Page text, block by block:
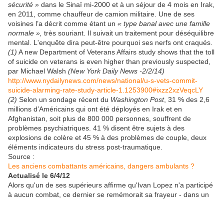
sécurité » dans le Sinaï mi-2000 et à un séjour de 4 mois en Irak,
en 2011, comme chauffeur de camion militaire. Une de ses
voisines l’a décrit comme étant un « type banal avec une famille
normale », très souriant. Il suivait un traitement pour déséquilibre
mental. L'enquête dira peut-être pourquoi ses nerfs ont craqués.
(1) A new Department of Veterans Affairs study shows that the toll
of suicide on veterans is even higher than previously suspected,
par Michael Walsh (New York Daily News -2/2/14)
http://www.nydailynews.com/news/national/u-s-vets-commit-
suicide-alarming-rate-study-article-1.1253900#ixzz2xzVeqcLY
(2) Selon un sondage récent du Washington Post, 31 % des 2,6
millions d’Américains qui ont été déployés en Irak et en
Afghanistan, soit plus de 800 000 personnes, souffrent de
problèmes psychiatriques. 41 % disent être sujets à des
explosions de colère et 45 % à des problèmes de couple, deux
éléments indicateurs du stress post-traumatique.
Source :
Les anciens combattants américains, dangers ambulants ?
Actualisé le 6/4/12
Alors qu'un de ses supérieurs affirme qu'Ivan Lopez n'a participé
à aucun combat, ce dernier se remémorait sa frayeur - dans un